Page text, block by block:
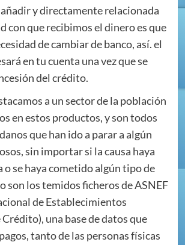
y directamente relacionada
con que recibimos el dinero es que
de cambiar de banco, así. el
en tu cuenta una vez que se
del crédito.
a un sector de la población
en estos productos, y son todos
que han ido a parar a algún
sin importar si la causa haya
se haya cometido algún tipo de
son los temidos ficheros de ASNEF
de Establecimientos
una base de datos que
tanto de las personas físicas